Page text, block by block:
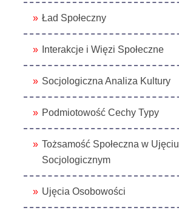
Ład Społeczny
Interakcje i Więzi Społeczne
Socjologiczna Analiza Kultury
Podmiotowość Cechy Typy
Tożsamość Społeczna w Ujęciu
Socjologicznym
Ujęcia Osobowości